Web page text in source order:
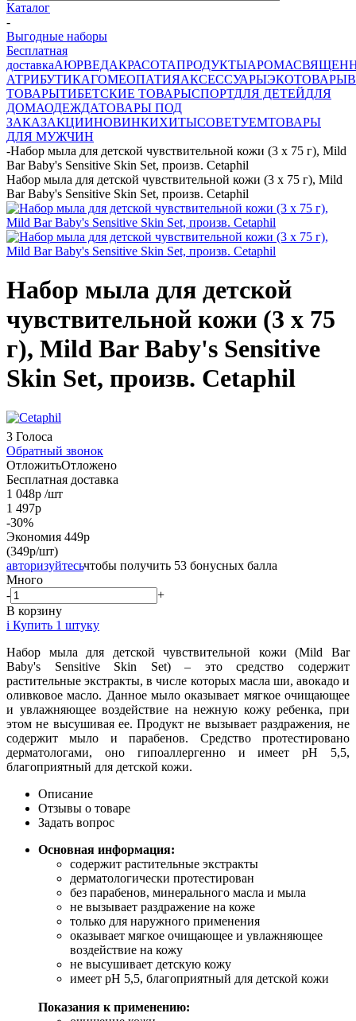
Каталог
-
Выгодные наборы
Бесплатная
доставкаАЮРВЕДАКРАСОТАПРОДУКТЫАРОМА
АТРИБУТИКАГОМЕОПАТИЯАКСЕССУАРЫЭКОТОВАРЫ
ТОВАРЫТИБЕТСКИЕ ТОВАРЫСПОРТДЛЯ ДЕТЕЙДЛЯ
ДОМАОДЕЖДАТОВАРЫ ПОД
ЗАКАЗАКЦИИНОВИНКИХИТЫСОВЕТУЕМТОВАРЫ
ДЛЯ МУЖЧИН
-Набор мыла для детской чувствительной кожи (3 х 75 г), Mild
Bar Baby's Sensitive Skin Set, произв. Cetaphil
Набор мыла для детской чувствительной кожи (3 х 75 г), Mild
Bar Baby's Sensitive Skin Set, произв. Cetaphil
Набор мыла для детской
чувствительной кожи (3 х 75
г), Mild Bar Baby's Sensitive
Skin Set, произв. Cetaphil
3 Голоса
Обратный звонок
ОтложитьОтложено
Бесплатная доставка
1 048р /шт
1 497р
-30%
Экономия 449р
(349р/шт)
авторизуйтесьчтобы получить 53 бонусных балла
Много
-
+
В корзину
i Купить 1 штуку
Набор мыла для детской чувствительной кожи (Mild Bar
Baby's Sensitive Skin Set) – это средство содержит
растительные экстракты, в числе которых масла ши, авокадо и
оливковое масло. Данное мыло оказывает мягкое очищающее
и увлажняющее воздействие на нежную кожу ребенка, при
этом не высушивая ее. Продукт не вызывает раздражения, не
содержит мыло и парабенов. Средство протестировано
дерматологами, оно гипоаллергенно и имеет рН 5,5,
благоприятный для детской кожи.
Описание
Отзывы о товаре
Задать вопрос
Основная информация:
содержит растительные экстракты
дерматологически протестирован
без парабенов, минерального масла и мыла
не вызывает раздражение на коже
только для наружного применения
оказывает мягкое очищающее и увлажняющее
воздействие на кожу
не высушивает детскую кожу
имеет рН 5,5, благоприятный для детской кожи
Показания к применению: